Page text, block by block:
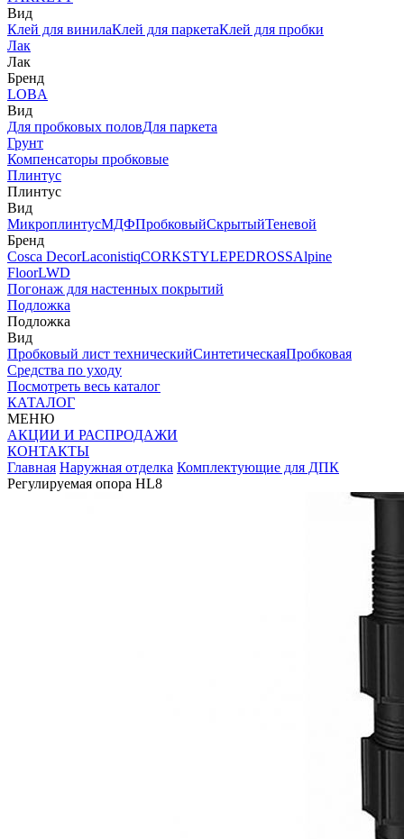
Вид
Клей для винилаКлей для паркетаКлей для пробки
Лак
Лак
Бренд
LOBA
Вид
Для пробковых половДля паркета
Грунт
Компенсаторы пробковые
Плинтус
Плинтус
Вид
МикроплинтусМДФПробковыйСкрытыйТеневой
Бренд
Cosca DecorLaconistiqCORKSTYLEPEDROSSAlpine
FloorLWD
Погонаж для настенных покрытий
Подложка
Подложка
Вид
Пробковый лист техническийСинтетическаяПробковая
Средства по уходу
Посмотреть весь каталог
КАТАЛОГ
МЕНЮ
АКЦИИ И РАСПРОДАЖИ
КОНТАКТЫ
Главная Наружная отделка Комплектующие для ДПК
Регулируемая опора HL8